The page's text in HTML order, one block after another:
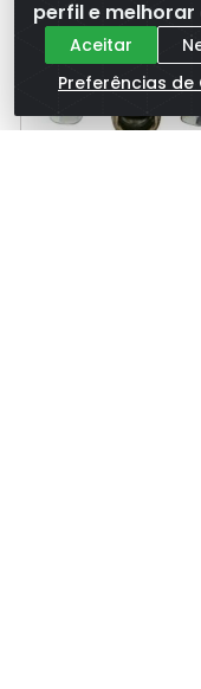
perfil e
Aceitar
Preferências de